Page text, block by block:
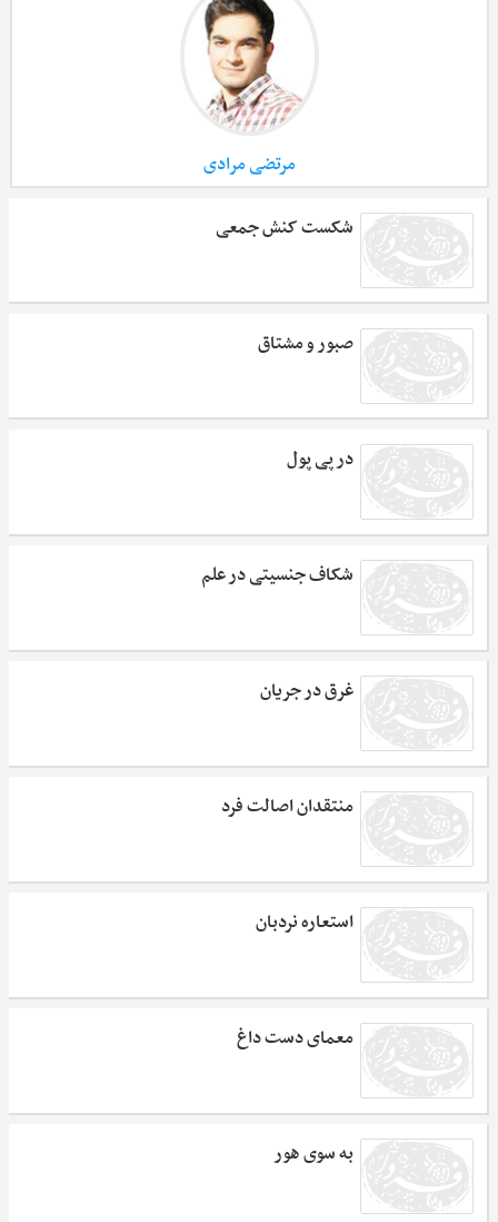
مرتضی مرادی
شکست کنش جمعی
صبور و مشتاق
در پی پول
شکاف جنسیتی در علم
غرق در جریان
منتقدان اصالت فرد
استعاره نردبان
معمای دست داغ
به سوی هور